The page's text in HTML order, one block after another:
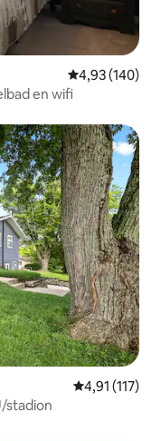
Gemiddelde
4,93 (140)
en wifi
Gemiddelde
4,91 (117)
stadion